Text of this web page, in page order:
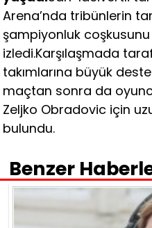
Arena’nda tribünlerin
şampiyonluk
izledi.Karşılaşmada
takımlarına büyük
maçtan sonra da
Zeljko Obradovic için
bulundu.
Benzer